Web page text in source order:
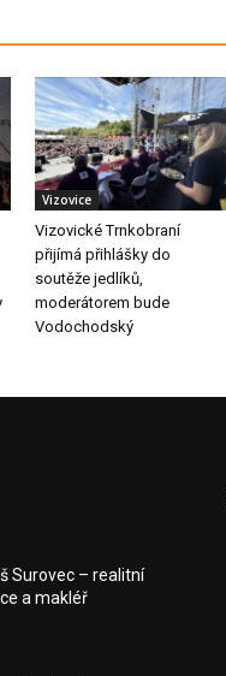
Vizovice
Vizovické Trnkobraní
přijímá přihlášky do
soutěže jedlíků,
moderátorem bude
Vodochodský
Surovec – realitní
a makléř